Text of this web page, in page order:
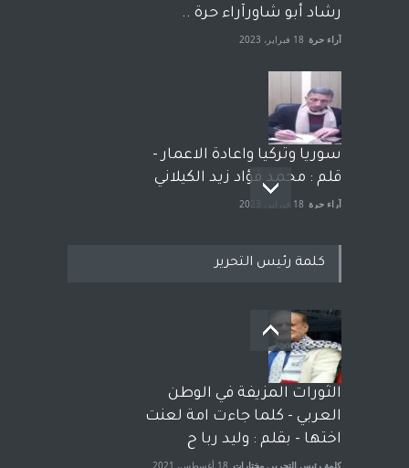
رشاد أبو شاورآراء حرة ..
آراء حرة 18 فبراير، 2023
سوريا وتركيا واعادة الاعمار -
قلم : محمد فؤاد زيد الكيلاني
آراء حرة 18 فبراير، 2023
بعد معارك قضائية طاحنة كتب
وترافع فيها بنفسه مرة اخرى..
الشيخ طارق يوسف يقهر
الحكومة الأمريكية ، فأعطوه
الجنسية عن يد وهم صاغرون،
آراء حرة مختارات 7 أبريل، 2023
كلمة رئيس التحرير
الثورات المزيفة في الوطن
العربي - كلما جاءت امة لعنت
اختها - بقلم : وليد ربا ح
كلمة رئيس التحرير , مختارات 18 أغسطس، 2021